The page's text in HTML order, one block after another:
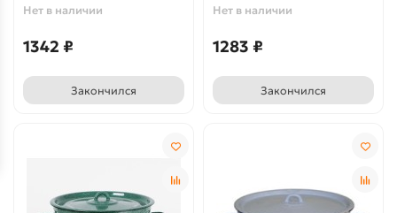
Нет в наличии
1342 ₽
Закончился
Нет в наличии
1283 ₽
Закончился